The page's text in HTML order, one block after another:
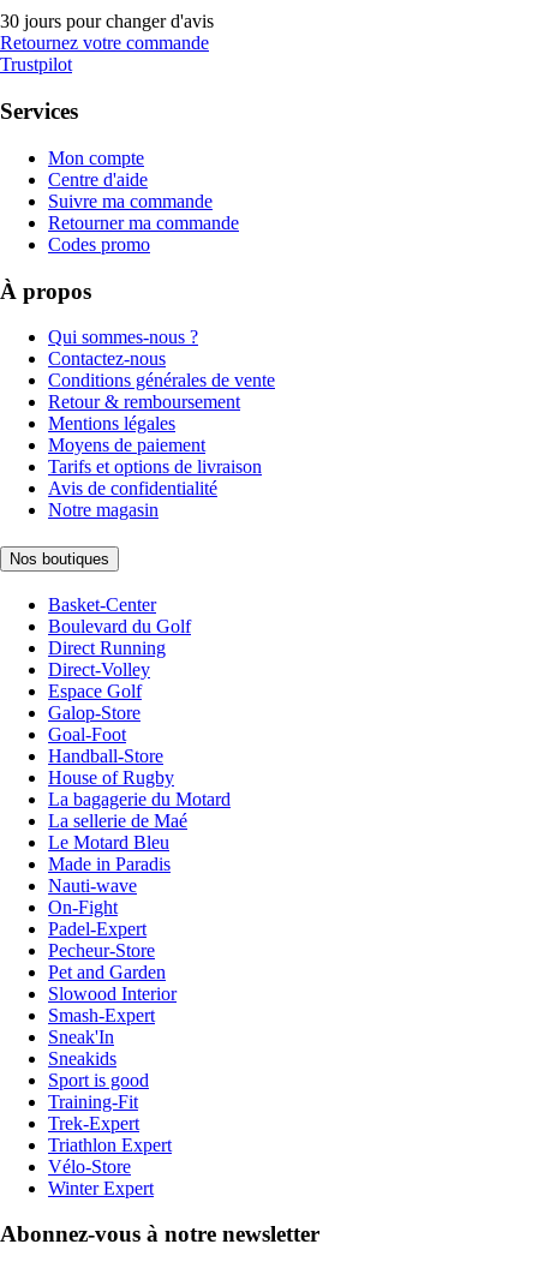
30 jours pour changer d'avis
Retournez votre commande
Trustpilot
Services
Mon compte
Centre d'aide
Suivre ma commande
Retourner ma commande
Codes promo
À propos
Qui sommes-nous ?
Contactez-nous
Conditions générales de vente
Retour & remboursement
Mentions légales
Moyens de paiement
Tarifs et options de livraison
Avis de confidentialité
Notre magasin
Nos boutiques
Basket-Center
Boulevard du Golf
Direct Running
Direct-Volley
Espace Golf
Galop-Store
Goal-Foot
Handball-Store
House of Rugby
La bagagerie du Motard
La sellerie de Maé
Le Motard Bleu
Made in Paradis
Nauti-wave
On-Fight
Padel-Expert
Pecheur-Store
Pet and Garden
Slowood Interior
Smash-Expert
Sneak'In
Sneakids
Sport is good
Training-Fit
Trek-Expert
Triathlon Expert
Vélo-Store
Winter Expert
Abonnez-vous à notre newsletter